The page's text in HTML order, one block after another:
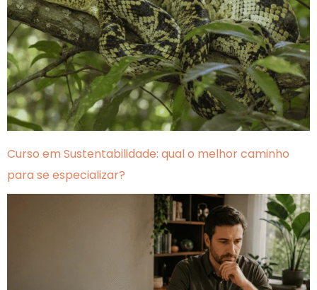
Curso em Sustentabilidade: qual o melhor caminho
para se especializar?